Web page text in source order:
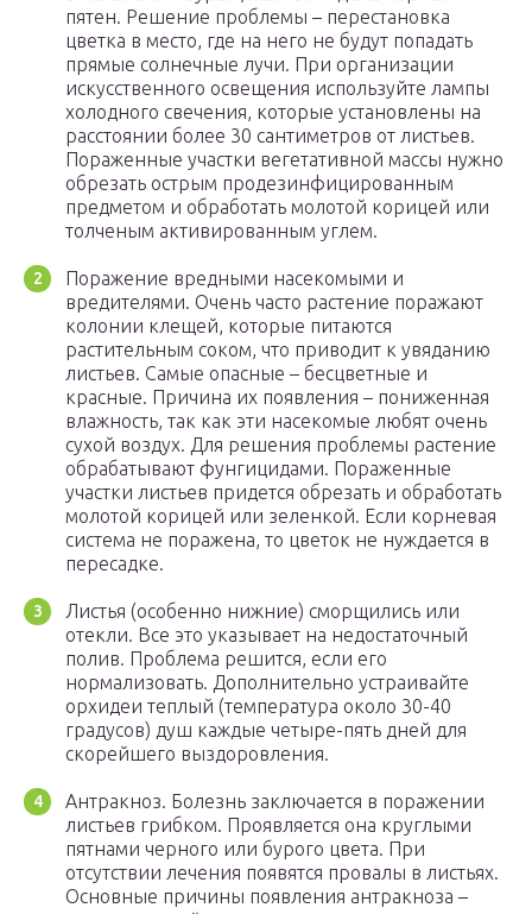
пятен. Решение проблемы – перестановка
цветка в место, где на него не будут попадать
прямые солнечные лучи. При организации
искусственного освещения используйте лампы
холодного свечения, которые установлены на
расстоянии более 30 сантиметров от листьев.
Пораженные участки вегетативной массы нужно
обрезать острым продезинфицированным
предметом и обработать молотой корицей или
толченым активированным углем.
Поражение вредными насекомыми и
вредителями. Очень часто растение поражают
колонии клещей, которые питаются
растительным соком, что приводит к увяданию
листьев. Самые опасные – бесцветные и
красные. Причина их появления – пониженная
влажность, так как эти насекомые любят очень
сухой воздух. Для решения проблемы растение
обрабатывают фунгицидами. Пораженные
участки листьев придется обрезать и обработать
молотой корицей или зеленкой. Если корневая
система не поражена, то цветок не нуждается в
пересадке.
Листья (особенно нижние) сморщились или
отекли. Все это указывает на недостаточный
полив. Проблема решится, если его
нормализовать. Дополнительно устраивайте
орхидеи теплый (температура около 30-40
градусов) душ каждые четыре-пять дней для
скорейшего выздоровления.
Антракноз. Болезнь заключается в поражении
листьев грибком. Проявляется она круглыми
пятнами черного или бурого цвета. При
отсутствии лечения появятся провалы в листьях.
Основные причины появления антракноза –